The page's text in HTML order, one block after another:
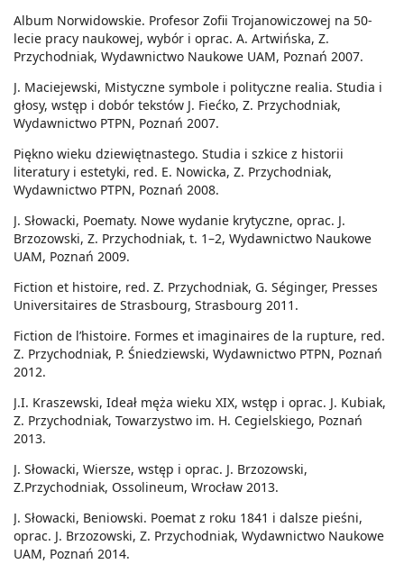
Album Norwidowskie. Profesor Zofii Trojanowiczowej na 50-
lecie pracy naukowej, wybór i oprac. A. Artwińska, Z.
Przychodniak, Wydawnictwo Naukowe UAM, Poznań 2007.
J. Maciejewski, Mistyczne symbole i polityczne realia. Studia i
głosy, wstęp i dobór tekstów J. Fiećko, Z. Przychodniak,
Wydawnictwo PTPN, Poznań 2007.
Piękno wieku dziewiętnastego. Studia i szkice z historii
literatury i estetyki, red. E. Nowicka, Z. Przychodniak,
Wydawnictwo PTPN, Poznań 2008.
J. Słowacki, Poematy. Nowe wydanie krytyczne, oprac. J.
Brzozowski, Z. Przychodniak, t. 1–2, Wydawnictwo Naukowe
UAM, Poznań 2009.
Fiction et histoire, red. Z. Przychodniak, G. Séginger, Presses
Universitaires de Strasbourg, Strasbourg 2011.
Fiction de l’histoire. Formes et imaginaires de la rupture, red.
Z. Przychodniak, P. Śniedziewski, Wydawnictwo PTPN, Poznań
2012.
J.I. Kraszewski, Ideał męża wieku XIX, wstęp i oprac. J. Kubiak,
Z. Przychodniak, Towarzystwo im. H. Cegielskiego, Poznań
2013.
J. Słowacki, Wiersze, wstęp i oprac. J. Brzozowski,
Z.Przychodniak, Ossolineum, Wrocław 2013.
J. Słowacki, Beniowski. Poemat z roku 1841 i dalsze pieśni,
oprac. J. Brzozowski, Z. Przychodniak, Wydawnictwo Naukowe
UAM, Poznań 2014.